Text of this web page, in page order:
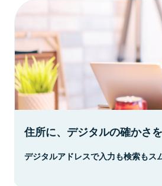
住所に、デジタルの確かさを
デジタルアドレスで入力も検索もス